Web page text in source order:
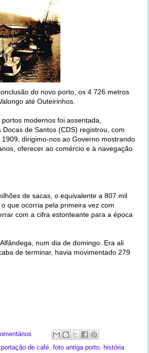
do novo porto, os 4.726 metros
até Outeirinhos.
modernos foi assentada,
de Santos (CDS) registrou, com
dirigimo-nos ao Governo mostrando
oferecer ao comércio e à navegação
de sacas, o equivalente a 807 mil
que ocorria pela primeira vez com
com a cifra estonteante para a época
num dia de domingo. Era ali
de terminar, havia movimentado 279
de café foto antiga porto
história